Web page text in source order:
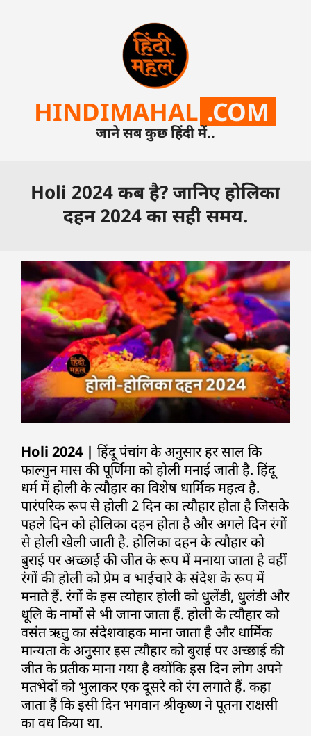
HINDIMAHAL .COM
जाने सब कुछ हिंदी में..
Holi 2024 कब है? जानिए होलिका
दहन 2024 का सही समय.
Holi 2024 | हिंदू पंचांग के अनुसार हर साल कि
फाल्गुन मास की पूर्णिमा को होली मनाई जाती है. हिंदू
धर्म में होली के त्यौहार का विशेष धार्मिक महत्व है.
पारंपरिक रूप से होली 2 दिन का त्यौहार होता है जिसके
पहले दिन को होलिका दहन होता है और अगले दिन रंगों
से होली खेली जाती है. होलिका दहन के त्यौहार को
बुराई पर अच्छाई की जीत के रूप में मनाया जाता है वहीं
रंगों की होली को प्रेम व भाईचारे के संदेश के रूप में
मनाते हैं. रंगों के इस त्योहार होली को धुलेंडी, धुलंडी और
धूलि के नामों से भी जाना जाता हैं. होली के त्यौहार को
वसंत ऋतु का संदेशवाहक माना जाता है और धार्मिक
मान्यता के अनुसार इस त्यौहार को बुराई पर अच्छाई की
जीत के प्रतीक माना गया है क्योंकि इस दिन लोग अपने
मतभेदों को भुलाकर एक दूसरे को रंग लगाते हैं. कहा
जाता हैं कि इसी दिन भगवान श्रीकृष्ण ने पूतना राक्षसी
का वध किया था.